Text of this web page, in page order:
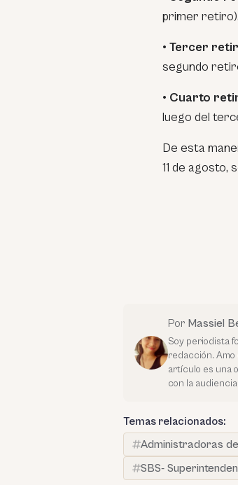
primer retiro).
• Tercer
segundo
• Cuarto
luego del
De esta
11 de
Por Massiel
Soy periodista
redacción.
artículo es una
con la audiencia.
Temas relacionados:
Administradoras
SBS-